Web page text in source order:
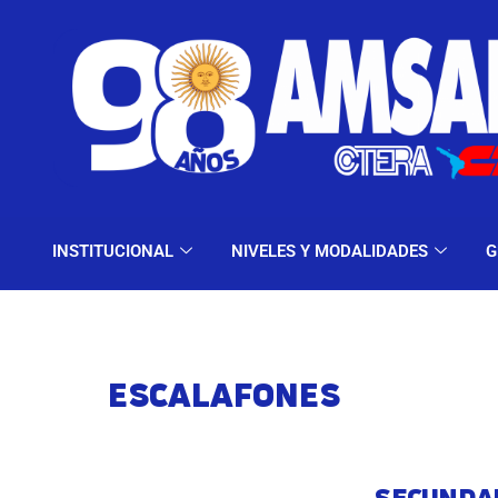
INSTITUCIONAL NIVELES Y MODALIDADES
INSTITUCIONAL
ESCALAFONES